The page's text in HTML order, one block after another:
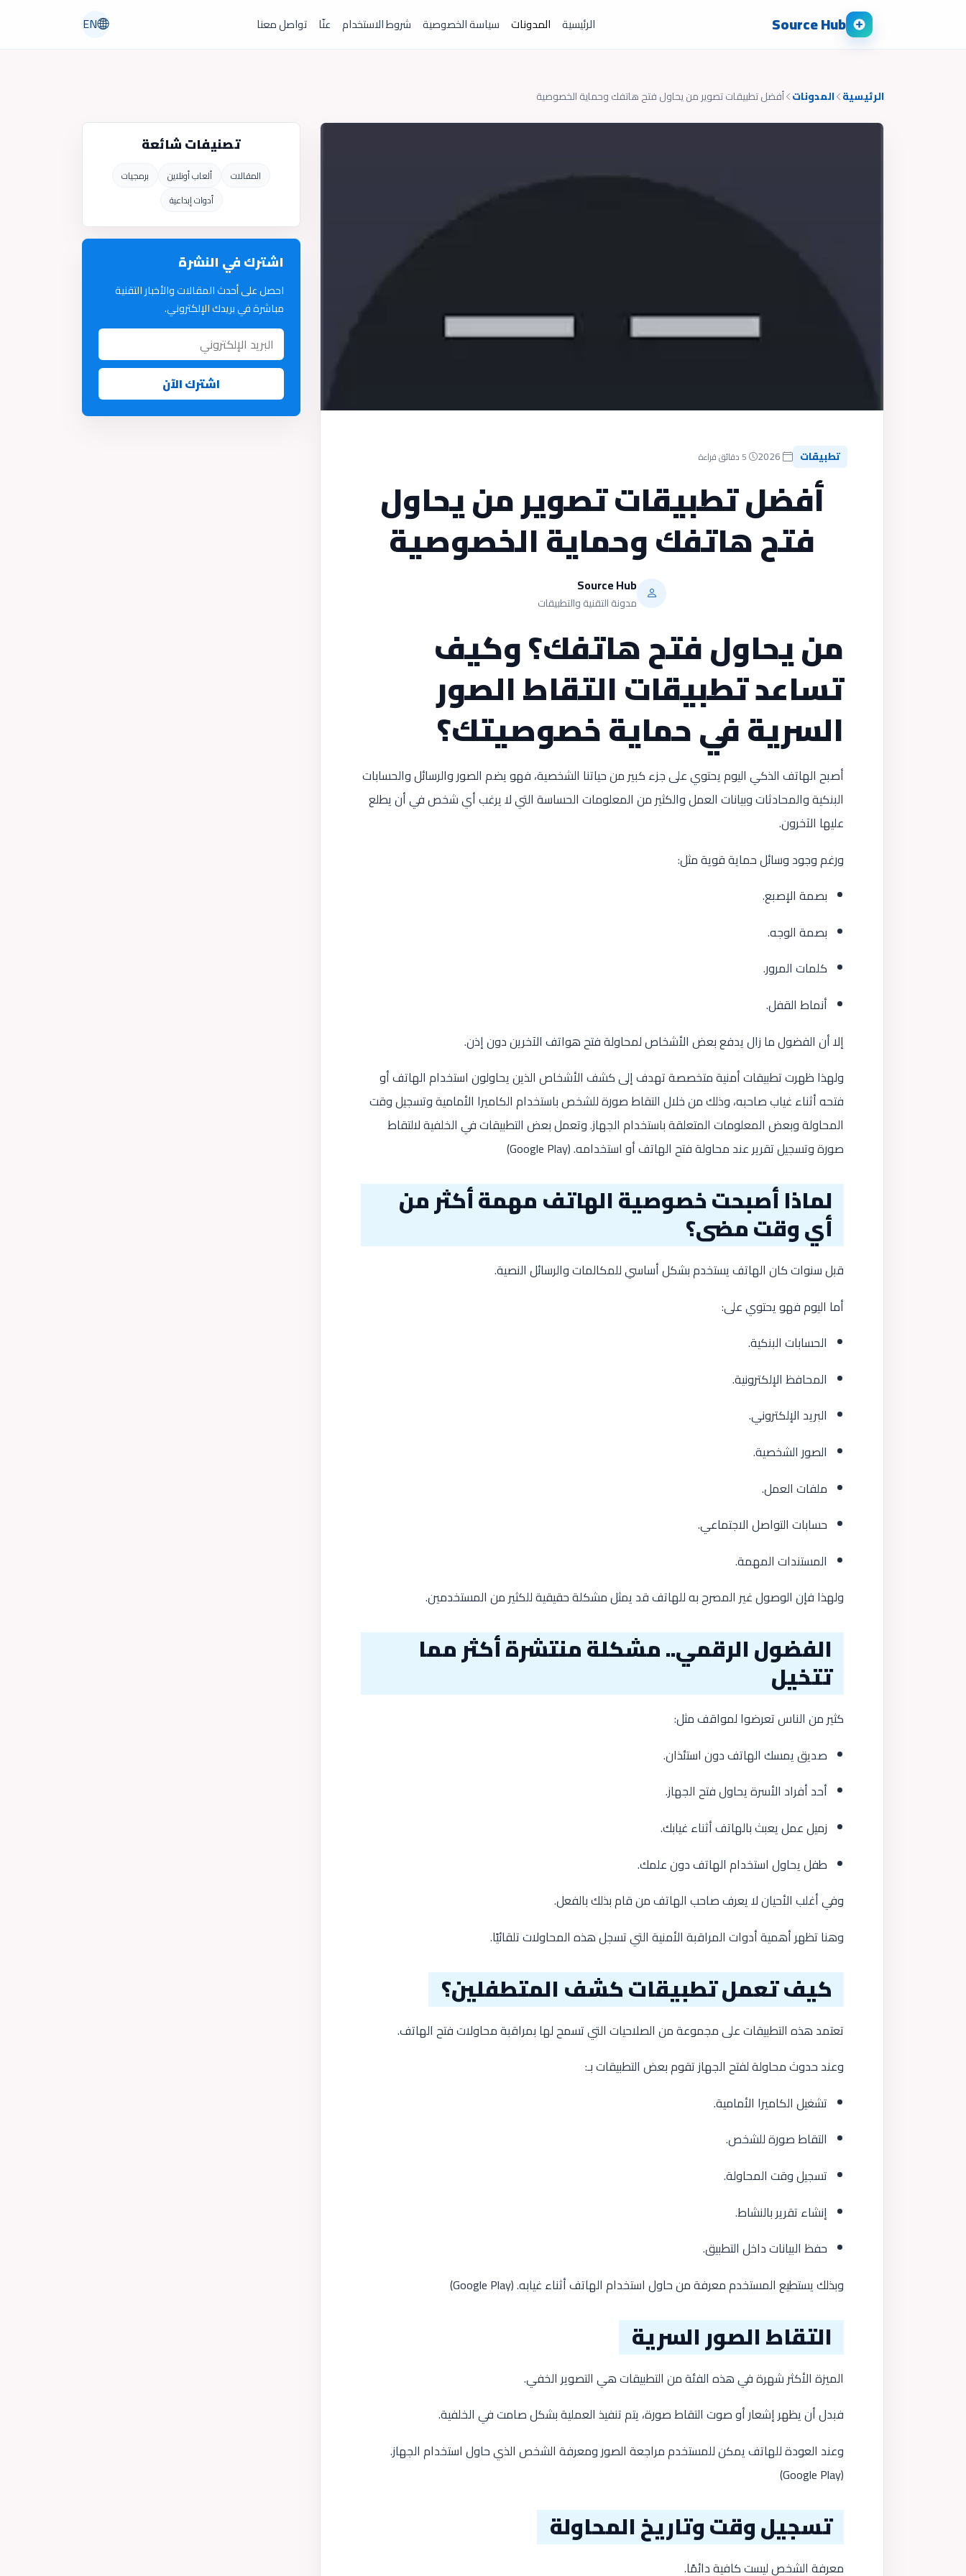
Source Hub الرئيسية المدونات سياسة الخصوصية شروط الاستخدام عنّا تواصل معنا EN
الرئيسية المدونات أفضل تطبيقات تصوير من يحاول فتح هاتفك وحماية الخصوصية
تصنيفات شائعة
المقالات ألعاب أونلاين
برمجيات
أدوات إبداعية
اشترك في النشرة
احصل على أحدث المقالات والأخبار التقنية
مباشرة في بريدك الإلكتروني.
اشترك الآن
تطبيقات
أفضل تطبيقات تصوير من يحاول
فتح هاتفك وحماية الخصوصية
Source Hub
مدونة التقنية والتطبيقات
من يحاول فتح هاتفك؟ وكيف
تساعد تطبيقات التقاط الصور
السرية في حماية خصوصيتك؟
أصبح الهاتف الذكي اليوم يحتوي على جزء كبير من حياتنا الشخصية، فهو يضم الصور والرسائل والحسابات
البنكية والمحادثات وبيانات العمل والكثير من المعلومات الحساسة التي لا يرغب أي شخص في أن يطلع
عليها الآخرون.
ورغم وجود وسائل حماية قوية مثل:
بصمة الإصبع.
بصمة الوجه.
كلمات المرور.
أنماط القفل.
إلا أن الفضول ما زال يدفع بعض الأشخاص لمحاولة فتح هواتف الآخرين دون إذن.
ولهذا ظهرت تطبيقات أمنية متخصصة تهدف إلى كشف الأشخاص الذين يحاولون استخدام الهاتف أو
فتحه أثناء غياب صاحبه، وذلك من خلال التقاط صورة للشخص باستخدام الكاميرا الأمامية وتسجيل وقت
المحاولة وبعض المعلومات المتعلقة باستخدام الجهاز. وتعمل بعض التطبيقات في الخلفية لالتقاط
صورة وتسجيل تقرير عند محاولة فتح الهاتف أو استخدامه. (Google Play
)
لماذا أصبحت خصوصية الهاتف مهمة أكثر من
أي وقت مضى؟
قبل سنوات كان الهاتف يستخدم بشكل أساسي للمكالمات والرسائل النصية.
أما اليوم فهو يحتوي على:
الحسابات البنكية.
المحافظ الإلكترونية.
البريد الإلكتروني.
الصور الشخصية.
ملفات العمل.
حسابات التواصل الاجتماعي.
المستندات المهمة.
ولهذا فإن الوصول غير المصرح به للهاتف قد يمثل مشكلة حقيقية للكثير من المستخدمين.
الفضول الرقمي.. مشكلة منتشرة أكثر مما
تتخيل
كثير من الناس تعرضوا لمواقف مثل:
صديق يمسك الهاتف دون استئذان.
أحد أفراد الأسرة يحاول فتح الجهاز.
زميل عمل يعبث بالهاتف أثناء غيابك.
طفل يحاول استخدام الهاتف دون علمك.
وفي أغلب الأحيان لا يعرف صاحب الهاتف من قام بذلك بالفعل.
وهنا تظهر أهمية أدوات المراقبة الأمنية التي تسجل هذه المحاولات تلقائيًا.
كيف تعمل تطبيقات كشف المتطفلين؟
تعتمد هذه التطبيقات على مجموعة من الصلاحيات التي تسمح لها بمراقبة محاولات فتح الهاتف.
وعند حدوث محاولة لفتح الجهاز تقوم بعض التطبيقات بـ:
تشغيل الكاميرا الأمامية.
التقاط صورة للشخص.
تسجيل وقت المحاولة.
إنشاء تقرير بالنشاط.
حفظ البيانات داخل التطبيق.
وبذلك يستطيع المستخدم معرفة من حاول استخدام الهاتف أثناء غيابه. (Google Play
)
التقاط الصور السرية
الميزة الأكثر شهرة في هذه الفئة من التطبيقات هي التصوير الخفي.
فبدل أن يظهر إشعار أو صوت التقاط صورة، يتم تنفيذ العملية بشكل صامت في الخلفية.
وعند العودة للهاتف يمكن للمستخدم مراجعة الصور ومعرفة الشخص الذي حاول استخدام الجهاز.
(
Google Play
)
تسجيل وقت وتاريخ المحاولة
معرفة الشخص ليست كافية دائمًا.